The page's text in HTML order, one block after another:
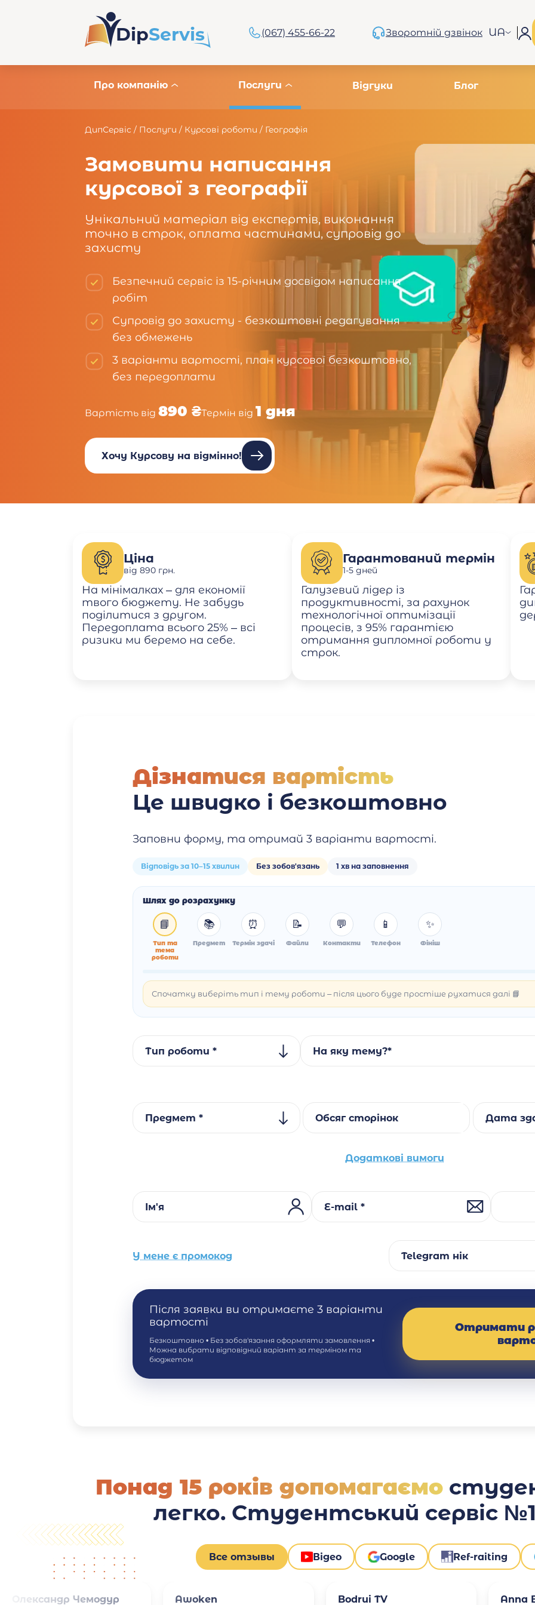
DipServis (067) 455-66-22 Зворотній дзвінок UA
ДипСервіс / Послуги / Курсові роботи / Географія
Замовити написання
курсової з географії
Унікальний матеріал від експертів, виконання
точно в строк, оплата частинами, супровід до
захисту
Безпечний сервіс із 15-річним досвідом написання
робіт
Супровід до захисту - безкоштовні редагування
без обмежень
3 варіанти вартості, план курсової безкоштовно,
без передоплати
Вартість від 890 ₴Термін від 1 дня
Хочу Курсову на відмінно!
Про компанію Послуги Відгуки Блог
Ціна
від 890 грн.
На мінімалках – для економії
твого бюджету. Не забудь
поділитися з другом.
Передоплата всього 25% – всі
ризики ми беремо на себе.
Гарантований термін
1-5 дней
Галузевий лідер із
продуктивності, за рахунок
технологічної оптимізації
процесів, з 95% гарантією
отримання дипломної роботи у
строк.
Дізнатися вартість
Це швидко і безкоштовно
Заповни форму, та отримай 3 варіанти вартості.
Відповідь за 10–15 хвилин Без зобов'язань 1 хв на заповнення
Шлях до розрахунку
📘
Тип та
тема
роботи
📚
Предмет
⏰
Термін здачі
📝
Файли
💬
Контакти
📱
Телефон
✨
Фініш
Спочатку виберіть тип і тему роботи – після цього буде простіше рухатися далі 📘
Тип роботи * На яку тему?*
Предмет * Обсяг сторінок Дата
Додаткові вимоги
Ім'я E-mail *
У мене є промокод Telegram нік
Після заявки ви отримаєте 3 варіанти
вартості
Безкоштовно • Без зобов'язання оформляти замовлення •
Можна вибрати відповідний варіант за терміном та
бюджетом
Отримати
Понад 15 років допомагаємо
легко. Студентський сервіс №1
Все отзывы Відео Google Ref-raiting
Олександр Чемодур Awoken Bodrui TV Anna